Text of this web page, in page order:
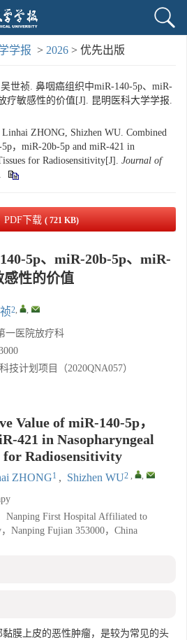
学报 > 2026 > 优先出版
世祯. 鼻咽癌组织中miR-140-5p、miR-
疗敏感性的价值[J]. 昆明医科大学学报.
ZHONG, Shizhen WU. Combined
，miR-20b-5p and miR-421 in
for Radiosensitivity[J]. Journal of
PDF下载 ( 721 KB)
5p、miR-20b-5p、miR-
感性的价值
2, ,
一医院放疗科
技计划项目（2020QNA057）
Value of miR-140-5p，
421 in Nasopharyngeal
for Radiosensitivity
ZHONG1 , Shizhen WU2 , ,
Nanping First Hospital Affiliated to
Nanping Fujian 353000，China
膜上皮的恶性肿瘤，是较为常见的头